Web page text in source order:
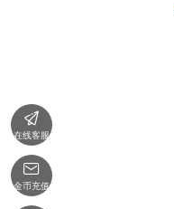

在线客服

金币充值